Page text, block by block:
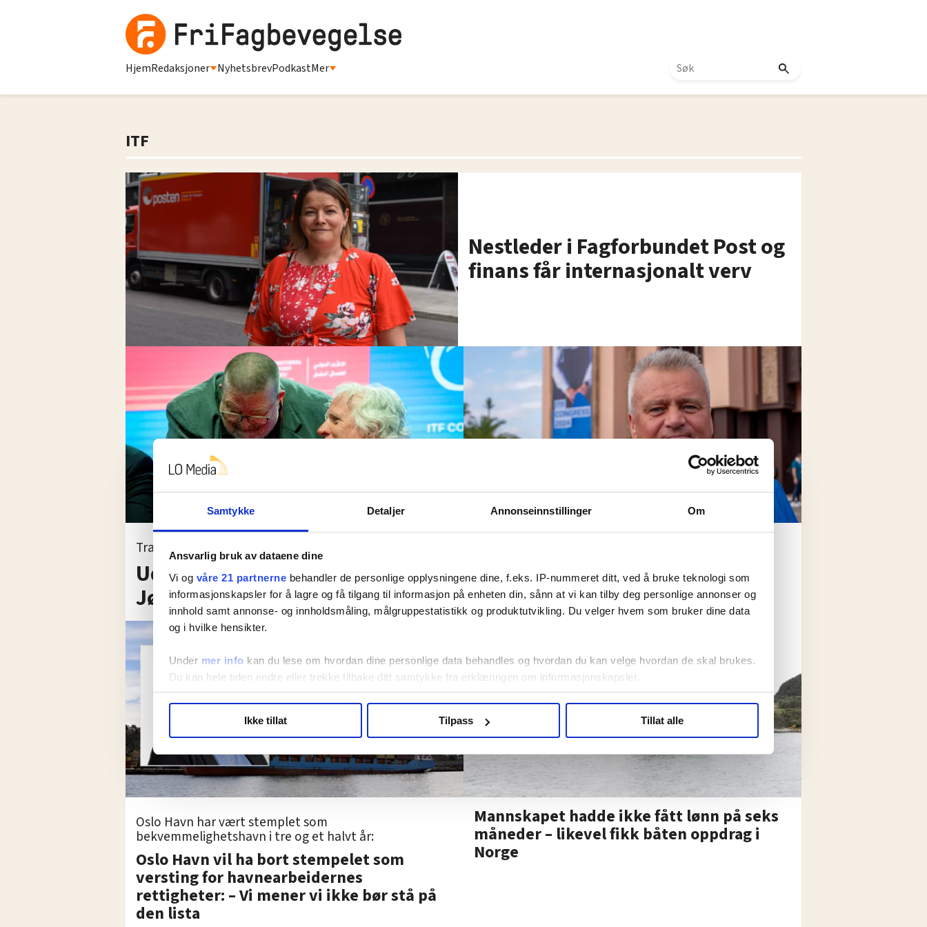
Samtykke Detaljer Annonseinnstillinger Om
Ansvarlig bruk av dataene dine
Vi og våre 21 partnerne behandler de personlige opplysningene dine, f.eks. IP-nummeret ditt, ved å bruke teknologi som
informasjonskapsler for å lagre og få tilgang til informasjon på enheten din, sånn at vi kan tilby deg personlige annonser og
innhold samt annonse- og innholdsmåling, målgruppestatistikk og produktutvikling. Du velger hvem som bruker dine data
og i hvilke hensikter.
Under mer info kan du lese om hvordan dine personlige data behandles og hvordan du kan velge hvordan de skal brukes.
Du kan hele tiden endre eller trekke tilbake ditt samtykke fra erklæringen om informasjonskapsler.
hvordan våre nettsider blir brukt slik at vi tilby relevant innhold, tilpassede annonser og utarbeide statistikk.
annonsering. Disse er angitt i oversikten lengre ned på denne siden.
Ikke tillat Tilpass Tillat alle
HjemRedaksjoner NyhetsbrevPodkastMer
ITF
Nestleder i Fagforbundet Post og
finans får internasjonalt verv
Transportarbeidere
Udemokratisk ledervalg, mener
Jørn Eggum
Krigen i Gaza splitter
transportarbeiderne
Oslo Havn har vært stemplet som
bekvemmelighetshavn i tre og et halvt år:
Oslo Havn vil ha bort stempelet som
versting for havnearbeidernes
rettigheter: – Vi mener vi ikke bør stå på
den lista
Mannskapet hadde ikke fått lønn på seks
måneder – likevel fikk båten oppdrag i
Norge